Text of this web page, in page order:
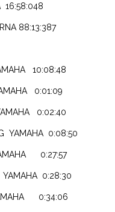
16:58:048
88:13:387
10:08:48
0:01:09
0:02:40
YAMAHA 0:08:50
0:27:57
YAMAHA 0:28:30
0:34:06